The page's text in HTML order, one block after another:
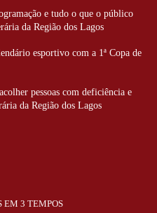
e tudo o que o público
da Região dos Lagos
esportivo com a 1ª Copa de
pessoas com deficiência e
da Região dos Lagos
EM 3 TEMPOS